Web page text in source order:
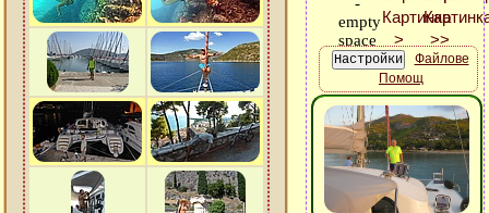
Файлове
Помощ